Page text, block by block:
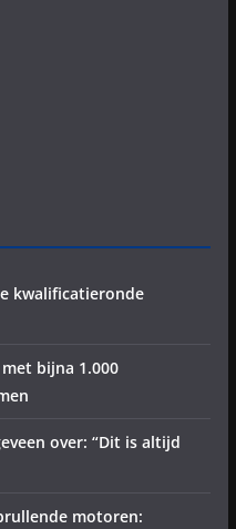
kwalificatieronde
bijna 1.000
over: “Dit is altijd
motoren: